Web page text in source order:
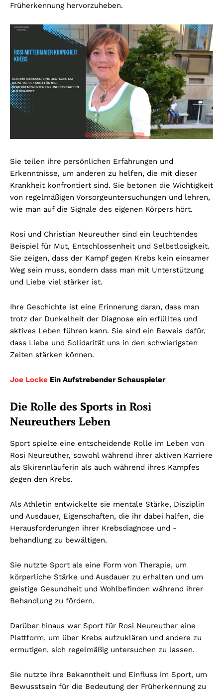
Früherkennung hervorzuheben.
Sie teilen ihre persönlichen Erfahrungen und
Erkenntnisse, um anderen zu helfen, die mit dieser
Krankheit konfrontiert sind. Sie betonen die Wichtigkeit
von regelmäßigen Vorsorgeuntersuchungen und lehren,
wie man auf die Signale des eigenen Körpers hört.
Rosi und Christian Neureuther sind ein leuchtendes
Beispiel für Mut, Entschlossenheit und Selbstlosigkeit.
Sie zeigen, dass der Kampf gegen Krebs kein einsamer
Weg sein muss, sondern dass man mit Unterstützung
und Liebe viel stärker ist.
Ihre Geschichte ist eine Erinnerung daran, dass man
trotz der Dunkelheit der Diagnose ein erfülltes und
aktives Leben führen kann. Sie sind ein Beweis dafür,
dass Liebe und Solidarität uns in den schwierigsten
Zeiten stärken können.
Joe Locke Ein Aufstrebender Schauspieler
Die Rolle des Sports in Rosi
Neureuthers Leben
Sport spielte eine entscheidende Rolle im Leben von
Rosi Neureuther, sowohl während ihrer aktiven Karriere
als Skirennläuferin als auch während ihres Kampfes
gegen den Krebs.
Als Athletin entwickelte sie mentale Stärke, Disziplin
und Ausdauer, Eigenschaften, die ihr dabei halfen, die
Herausforderungen ihrer Krebsdiagnose und -
behandlung zu bewältigen.
Sie nutzte Sport als eine Form von Therapie, um
körperliche Stärke und Ausdauer zu erhalten und um
geistige Gesundheit und Wohlbefinden während ihrer
Behandlung zu fördern.
Darüber hinaus war Sport für Rosi Neureuther eine
Plattform, um über Krebs aufzuklären und andere zu
ermutigen, sich regelmäßig untersuchen zu lassen.
Sie nutzte ihre Bekanntheit und Einfluss im Sport, um
Bewusstsein für die Bedeutung der Früherkennung zu